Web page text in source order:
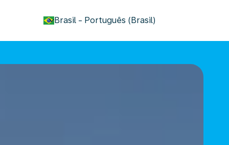
Brasil - Português (Brasil)
keyboard_arrow_down